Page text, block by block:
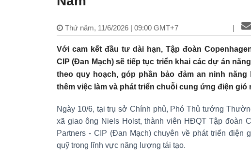
Thứ năm, 11/6/2026 | 09:00 GMT+7 |
Với cam kết đầu tư dài hạn, Tập đoàn
CIP (Đan Mạch) sẽ tiếp tục triển khai các dự án
theo quy hoạch, góp phần bảo đảm an ninh năng
thêm việc làm và phát triển chuỗi cung ứng điện gió
Ngày 10/6, tại trụ sở Chính phủ, Phó Thủ tướng
xã giao ông Niels Holst, thành viên HĐQT Tập đoàn
Partners - CIP (Đan Mạch) chuyên về phát triển điện
quỹ trong lĩnh vực năng lượng tái tạo.